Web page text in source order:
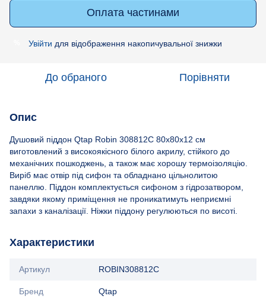
Оплата частинами
Увійти для відображення накопичувальної знижки
До обраного Порівняти
Опис
Душовий піддон Qtap Robin 308812C 80x80x12 см
виготовлений з високоякісного білого акрилу, стійкого до
механічних пошкоджень, а також має хорошу термоізоляцію.
Виріб має отвір під сифон та обладнано цільнолитою
панеллю. Піддон комплектується сифоном з гідрозатвором,
завдяки якому приміщення не проникатимуть неприємні
запахи з каналізації. Ніжки піддону регулюються по висоті.
Характеристики
Артикул ROBIN308812C
Бренд Qtap